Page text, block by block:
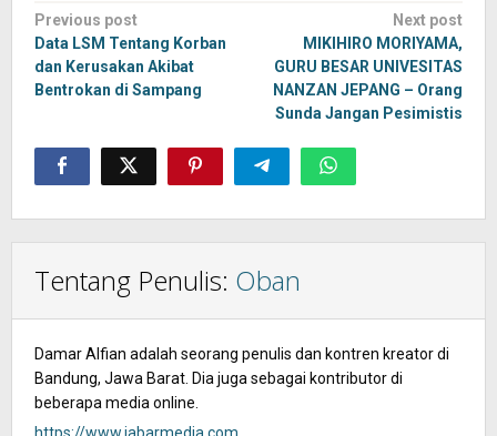
Post
navigation
Previous post
Data LSM Tentang Korban
dan Kerusakan Akibat
Bentrokan di Sampang
Next post
MIKIHIRO MORIYAMA,
GURU BESAR UNIVESITAS
NANZAN JEPANG – Orang
Sunda Jangan Pesimistis
Tentang Penulis: Oban
Damar Alfian adalah seorang penulis dan kontren kreator di
Bandung, Jawa Barat. Dia juga sebagai kontributor di
beberapa media online.